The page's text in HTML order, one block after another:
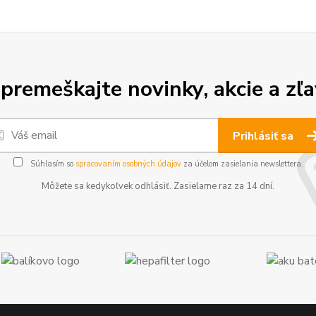
novinky, akcie a
Prihlásiť sa
Súhlasím so spracovaním osobných údajovza účelom zasielania newslettera.
Môžete sa kedykoľvek odhlásiť. Zasielame raz za 14 dní.